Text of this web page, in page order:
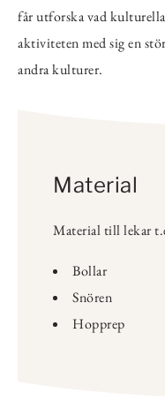
får utforska vad
aktiviteten med sig en
andra kulturer.
Material
Material till lekar
Bollar
Snören
Hopprep